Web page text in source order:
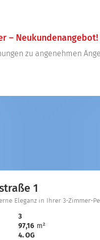
Trattendorf
bereits vermietet
zur Verfügung.
Artur-Becker-Ring 15
03130 Spremberg
– Neukundenangebot!
zu angenehmen
1
Eleganz in Ihrer 3-Zimmer-
3
97,16 m²
4. OG